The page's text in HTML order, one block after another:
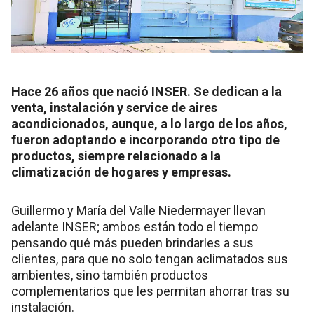
Hace 26 años que nació INSER. Se dedican a la
venta, instalación y service de aires
acondicionados, aunque, a lo largo de los años,
fueron adoptando e incorporando otro tipo de
productos, siempre relacionado a la
climatización de hogares y empresas.
Guillermo y María del Valle Niedermayer llevan
adelante INSER; ambos están todo el tiempo
pensando qué más pueden brindarles a sus
clientes, para que no solo tengan aclimatados sus
ambientes, sino también productos
complementarios que les permitan ahorrar tras su
instalación.